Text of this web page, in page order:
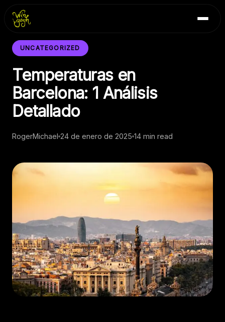
Inicio
Blog
Contacto
UNCATEGORIZED
Temperaturas en
Barcelona: 1 Análisis
Detallado
RogerMichael 24 de enero de 2025 14 min read